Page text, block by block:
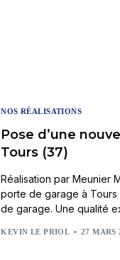
NOS RÉALISATIONS
Pose d’une
Tours (37)
Réalisation par Meunier
porte de garage à Tours
de garage. Une qualité
KEVIN LE PRIOL 27 MARS